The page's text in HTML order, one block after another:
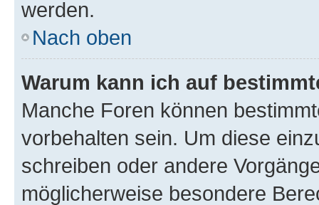
werden.
Nach oben
Warum kann ich auf
Manche Foren können
vorbehalten sein. Um diese
schreiben oder andere
möglicherweise besondere